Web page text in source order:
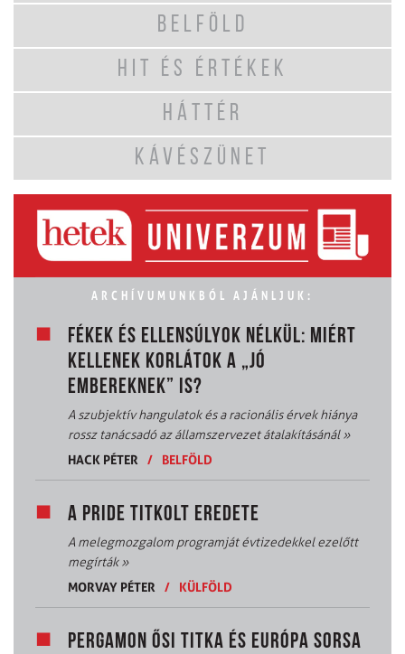
BELFÖLD
HIT ÉS ÉRTÉKEK
HÁTTÉR
KÁVÉSZÜNET
ARCHÍVUMUNKBÓL AJÁNLJUK:
FÉKEK ÉS ELLENSÚLYOK NÉLKÜL: MIÉRT
KELLENEK KORLÁTOK A „JÓ
EMBEREKNEK” IS?
A szubjektív hangulatok és a racionális érvek hiánya
rossz tanácsadó az államszervezet átalakításánál»
HACK PÉTER
/ BELFÖLD
A PRIDE TITKOLT EREDETE
A melegmozgalom programját évtizedekkel ezelőtt
megírták»
MORVAY PÉTER
/ KÜLFÖLD
PERGAMON ŐSI TITKA ÉS EURÓPA SORSA